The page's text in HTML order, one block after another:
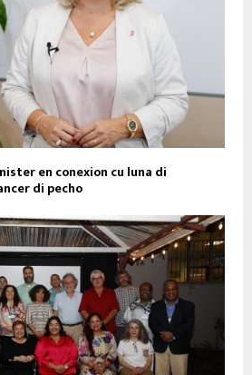
en conexion cu luna di
di pecho